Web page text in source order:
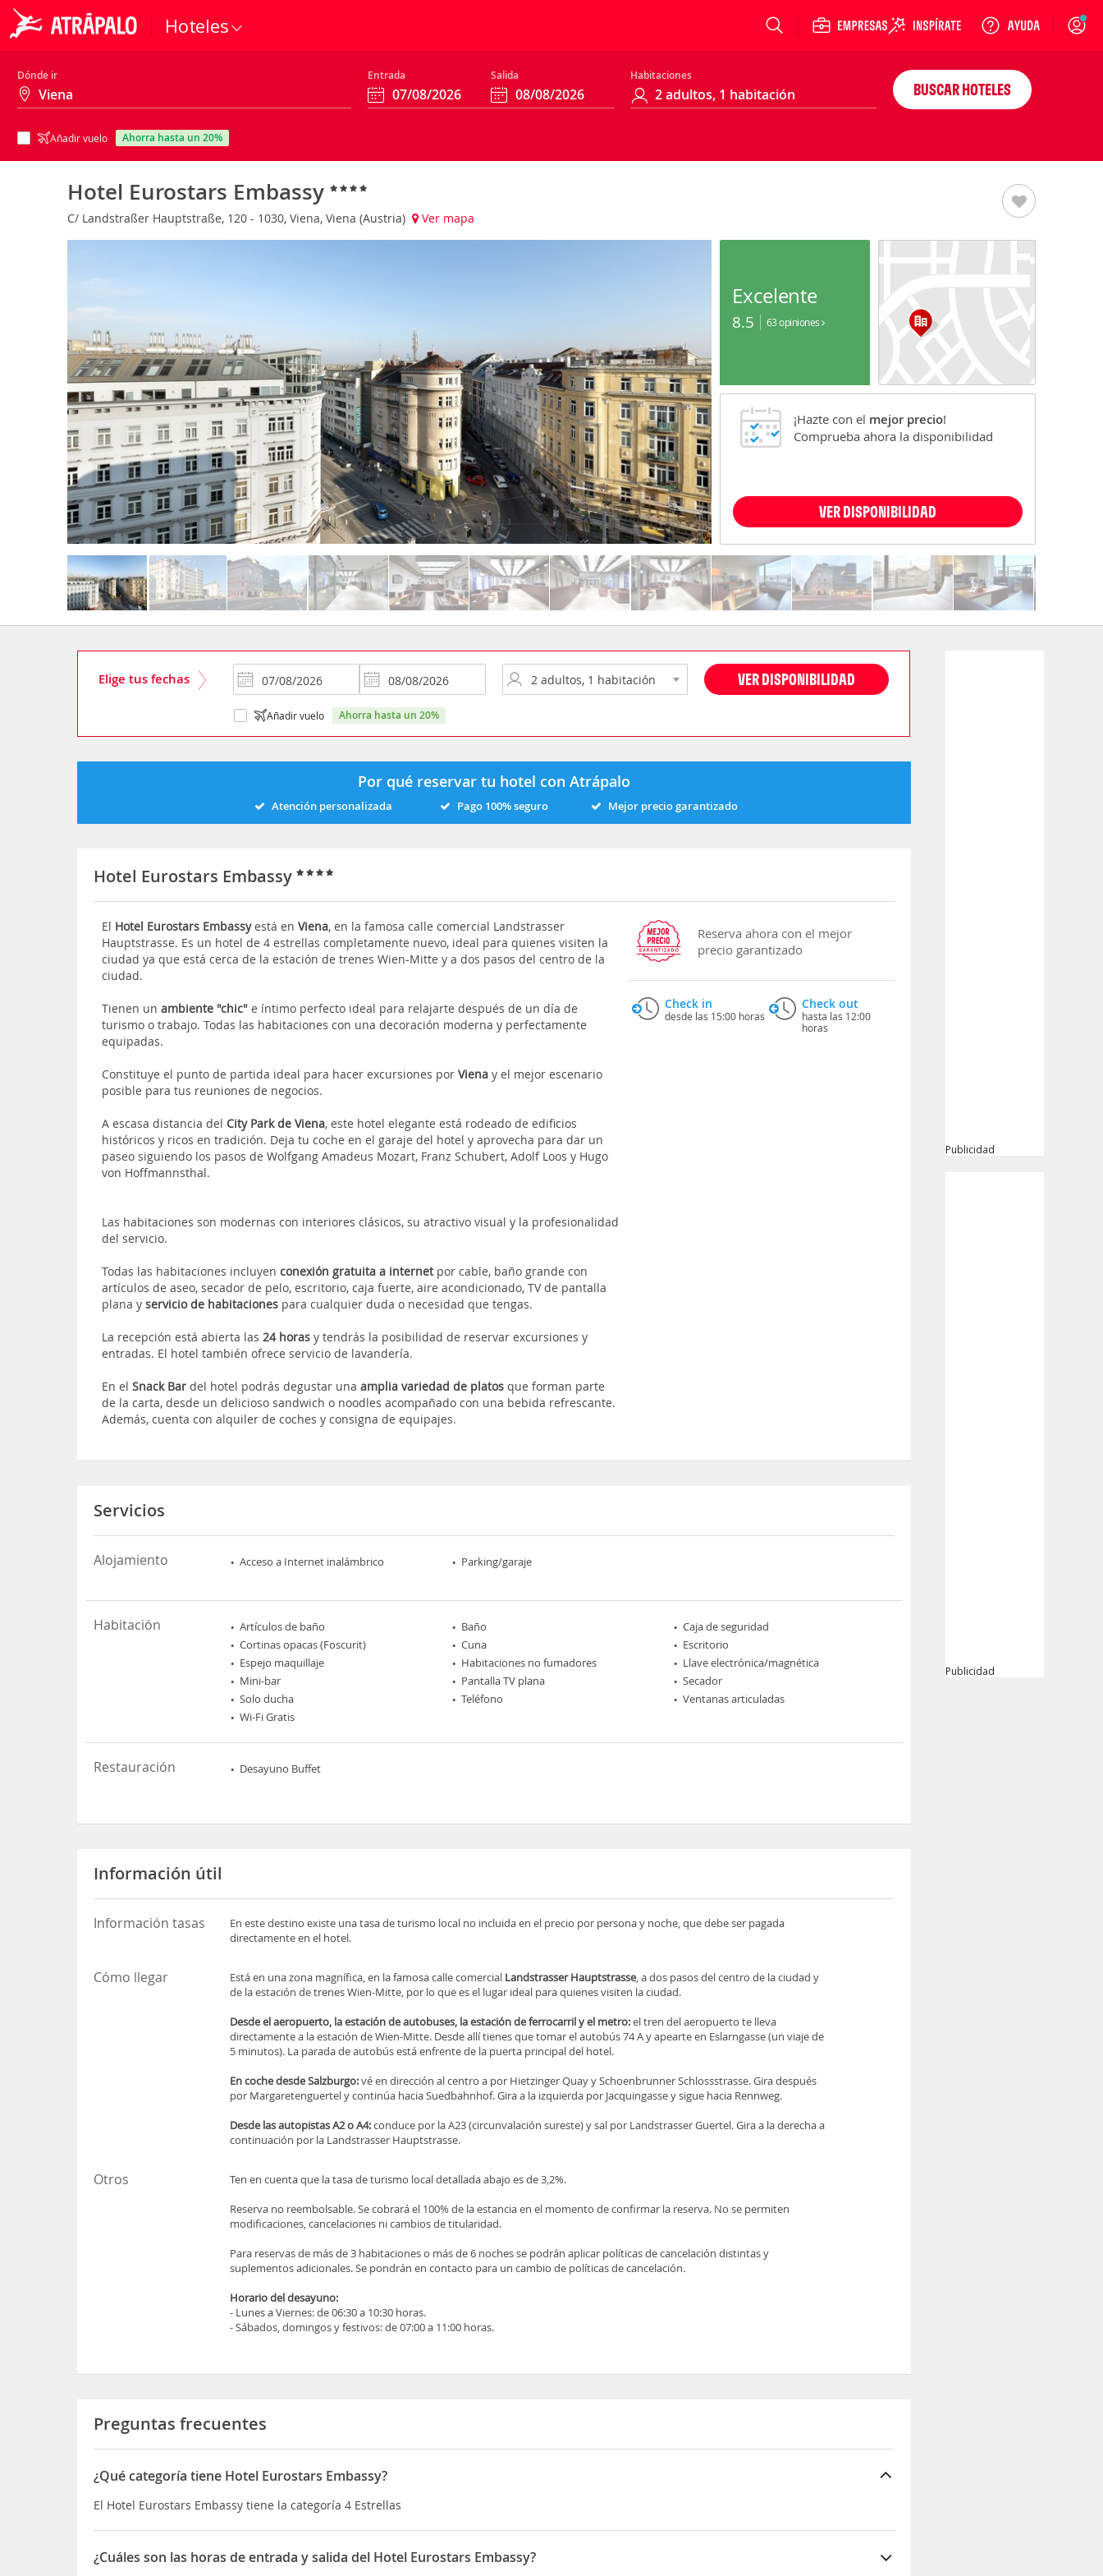
Hoteles Login
Dónde ir Entrada Salida Habitaciones
Añadir vuelo ahorra hasta un 20%
BUSCAR HOTELES
Hotel Eurostars Embassy
C/ Landstraßer Hauptstraße, 120 - 1030, Viena, Viena (Austria) Ver mapa
Excelente
8.5 63 opiniones
¡Hazte con el mejor precio!
Comprueba ahora la disponibilidad
VER DISPONIBILIDAD
Elige tus fechas VER DISPONIBILIDAD
Añadir vuelo ahorra hasta un 20%
Por qué reservar tu hotel con Atrápalo
Atención personalizada Pago 100% seguro Mejor precio garantizado
Hotel Eurostars Embassy
El Hotel Eurostars Embassyestá enViena, en la famosa calle comercial Landstrasser
Hauptstrasse. Es un hotel de 4 estrellas completamente nuevo, ideal para quienes visiten la
ciudad ya que está cerca de la estación de trenes Wien-Mitte y a dos pasos del centro de la
ciudad.
Tienen unambiente "chic"e íntimo perfecto ideal para relajarte después de un día de
turismo o trabajo. Todas las habitaciones con una decoración moderna y perfectamente
equipadas.
Constituye el punto de partida ideal para hacer excursiones porViena y el mejor escenario
posible para tus reuniones de negocios.
A escasa distancia del City Park de Viena, este hotel elegante está rodeado de edificios
históricos y ricos en tradición. Deja tu coche en el garaje del hotel y aprovecha para dar un
paseo siguiendo los pasos de Wolfgang Amadeus Mozart, Franz Schubert, Adolf Loos y Hugo
von Hoffmannsthal.
Las habitaciones son modernas con interiores clásicos, su atractivo visual y la profesionalidad
del servicio.
Todas las habitaciones incluyenconexión gratuita a internetpor cable, baño grande con
artículos de aseo, secador de pelo, escritorio, caja fuerte, aire acondicionado, TV de pantalla
plana yservicio de habitaciones para cualquier duda o necesidad que tengas.
La recepción está abierta las24 horas y tendrás la posibilidad de reservar excursiones y
entradas. El hotel también ofrece servicio de lavandería.
En elSnack Bar del hotel podrás degustar unaamplia variedad de platos que forman parte
de la carta, desde un delicioso sandwich o noodles acompañado con una bebida refrescante.
Además, cuenta con alquiler de coches y consigna de equipajes.
Reserva ahora con el mejor
precio garantizado
Check in
desde las 15:00 horas
Check out
hasta las 12:00
horas
Servicios
Alojamiento Acceso a Internet inalámbrico Parking/garaje
Habitación Artículos de baño Baño
Caja de seguridad
Cortinas opacas (Foscurit)
Cuna
Escritorio
Espejo maquillaje
Habitaciones no fumadores
Llave electrónica/magnética
Mini-bar
Pantalla TV plana
Secador
Solo ducha
Teléfono
Ventanas articuladas
Wi-Fi Gratis
Restauración Desayuno Buffet
Información útil
Información tasas
En este destino existe una tasa de turismo local no incluida en el precio por persona y noche, que debe ser pagada
directamente en el hotel.
Cómo llegar Está en una zona magnífica, en la famosa calle comercial Landstrasser Hauptstrasse, a dos pasos del centro de la ciudad y
de la estación de trenes Wien-Mitte, por lo que es el lugar ideal para quienes visiten la ciudad.
Desde el aeropuerto, la estación de autobuses, la estación de ferrocarril y el metro:el tren del aeropuerto te lleva
directamente a la estación de Wien-Mitte. Desde allí tienes que tomar el autobús 74 A y apearte en Eslarngasse (un viaje de
5 minutos). La parada de autobús está enfrente de la puerta principal del hotel.
En coche desde Salzburgo:vé en dirección al centro a por Hietzinger Quay y Schoenbrunner Schlossstrasse. Gira después
por Margaretenguertel y continúa hacia Suedbahnhof. Gira a la izquierda por Jacquingasse y sigue hacia Rennweg.
Desde las autopistas A2 o A4:conduce por la A23 (circunvalación sureste) y sal por Landstrasser Guertel. Gira a la derecha a
continuación por la Landstrasser Hauptstrasse.
Otros
Ten en cuenta que la tasa de turismo local detallada abajo es de 3,2%.
Reserva no reembolsable. Se cobrará el 100% de la estancia en el momento de confirmar la reserva. No se permiten
modificaciones, cancelaciones ni cambios de titularidad.
Para reservas de más de 3 habitaciones o más de 6 noches se podrán aplicar políticas de cancelación distintas y
suplementos adicionales. Se pondrán en contacto para un cambio de políticas de cancelación.
Horario del desayuno:
- Lunes a Viernes: de 06:30 a 10:30 horas.
- Sábados, domingos y festivos: de 07:00 a 11:00 horas.
Preguntas frecuentes
¿Qué categoría tiene Hotel Eurostars Embassy?
El Hotel Eurostars Embassy tiene la categoría 4 Estrellas
¿Cuáles son las horas de entrada y salida del Hotel Eurostars Embassy?
Publicidad
Publicidad